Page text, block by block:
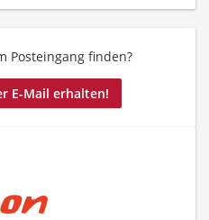
Posteingang finden?
E-Mail erhalten!